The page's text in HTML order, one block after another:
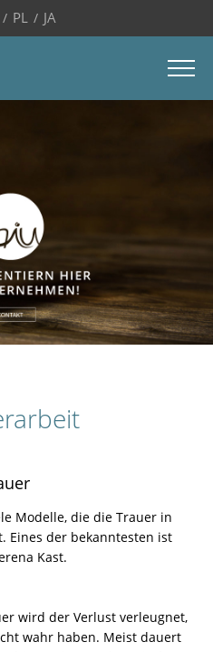
PL JA
Modelle, die die Trauer in
Eines der bekanntesten ist
Kast.
wird der Verlust verleugnet,
wahr haben. Meist dauert